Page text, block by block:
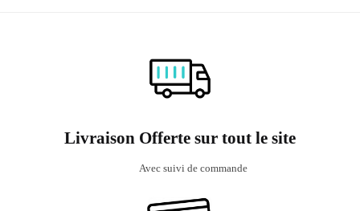
Livraison Offerte sur tout le site
Avec suivi de commande